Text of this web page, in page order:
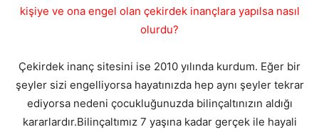
kişiye ve ona engel olan çekirdek inançlara yapılsa nasıl
olurdu?
Çekirdek inanç sitesini ise 2010 yılında kurdum. Eğer bir
şeyler sizi engelliyorsa hayatınızda hep aynı şeyler tekrar
ediyorsa nedeni çocukluğunuzda bilinçaltınızın aldığı
kararlardır.Bilinçaltımız 7 yaşına kadar gerçek ile hayali